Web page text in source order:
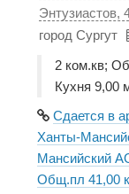
Энтузиастов,
город Сургут
2 ком.кв;
Кухня 9,00
Сдается в
Ханты-
Мансийский
Общ.пл 41,00